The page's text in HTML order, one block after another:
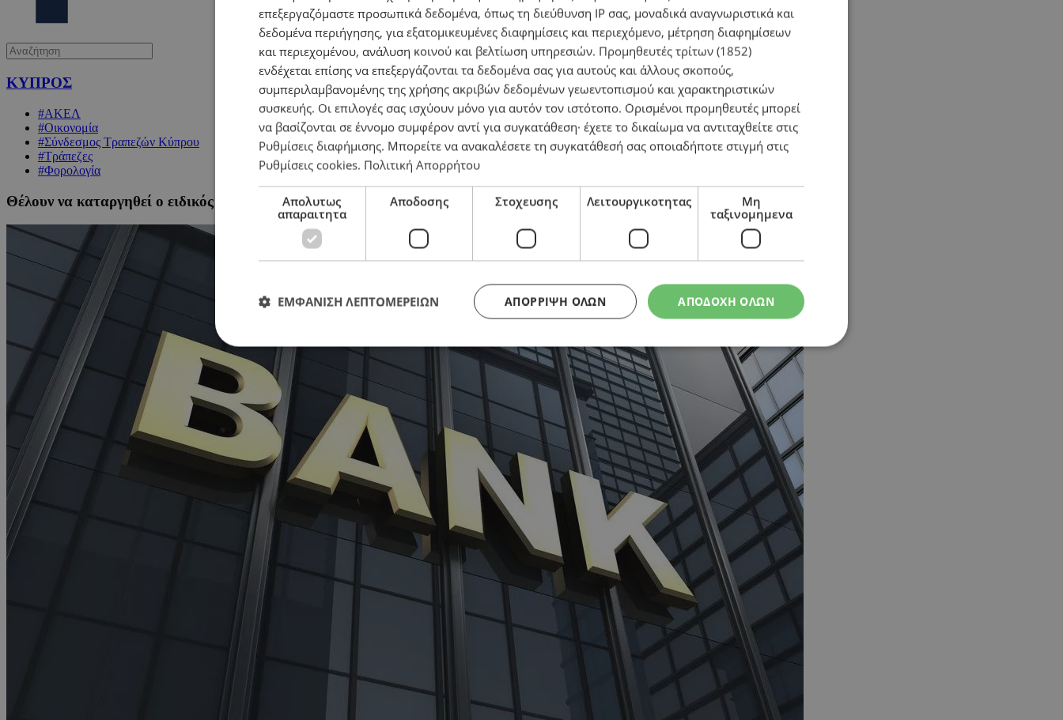
ΚΥΠΡΟΣ
#ΑΚΕΛ
#Οικονομία
#Σύνδεσμος Τραπεζών Κύπρου
#Τράπεζες
#Φορολογία
Θέλουν να καταργηθεί ο ειδικός φόρος οι τράπεζες
επεξεργαζόμαστε προσωπικά δεδομένα, όπως τη διεύθυνση IP σας, μοναδικά αναγνωριστικά και
δεδομένα περιήγησης, για εξατομικευμένες διαφημίσεις και περιεχόμενο, μέτρηση διαφημίσεων
και περιεχομένου, ανάλυση κοινού και βελτίωση υπηρεσιών. Προμηθευτές τρίτων (1852)
ενδέχεται επίσης να επεξεργάζονται τα δεδομένα σας για αυτούς και άλλους σκοπούς,
συμπεριλαμβανομένης της χρήσης ακριβών δεδομένων γεωεντοπισμού και χαρακτηριστικών
συσκευής. Οι επιλογές σας ισχύουν μόνο για αυτόν τον ιστότοπο. Ορισμένοι προμηθευτές μπορεί
να βασίζονται σε έννομο συμφέρον αντί για συγκατάθεση· έχετε το δικαίωμα να αντιταχθείτε στις
Ρυθμίσεις διαφήμισης. Μπορείτε να ανακαλέσετε τη συγκατάθεσή σας οποιαδήποτε στιγμή στις
Ρυθμίσεις cookies. Πολιτική Απορρήτου
Απολυτως
απαραιτητα
Αποδοσης Στοχευσης Λειτουργικοτητας
Μη
ταξινομημενα
ΑΠΟΔΟΧΗ ΟΛΩΝ
ΑΠΌΡΡΙΨΗ ΌΛΩΝ
ΕΜΦΑΝΙΣΗ ΛΕΠΤΟΜΕΡΕΙΩΝ